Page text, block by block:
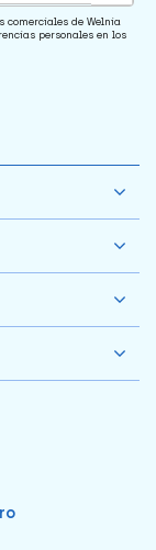
comerciales de Welnia
personales en los